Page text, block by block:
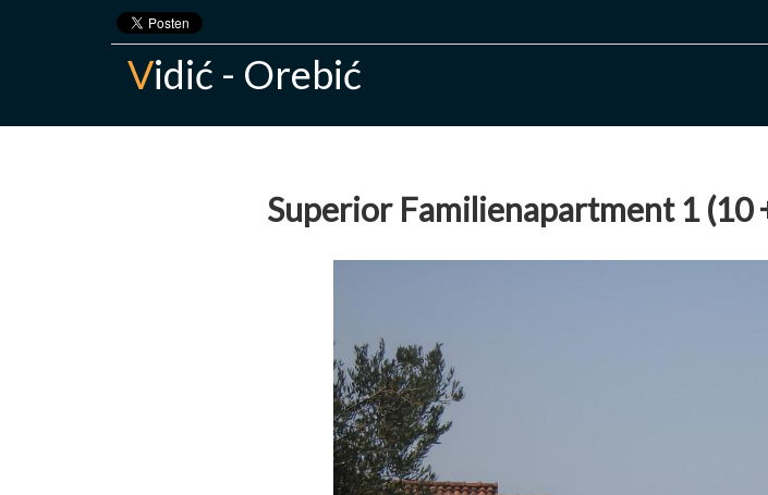
Vidić - Orebić
Superior Familienapartment 1 (10